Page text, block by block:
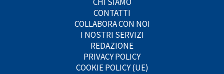
CONTATTI
COLLABORA CON NOI
I NOSTRI SERVIZI
REDAZIONE
PRIVACY POLICY
COOKIE POLICY (UE)